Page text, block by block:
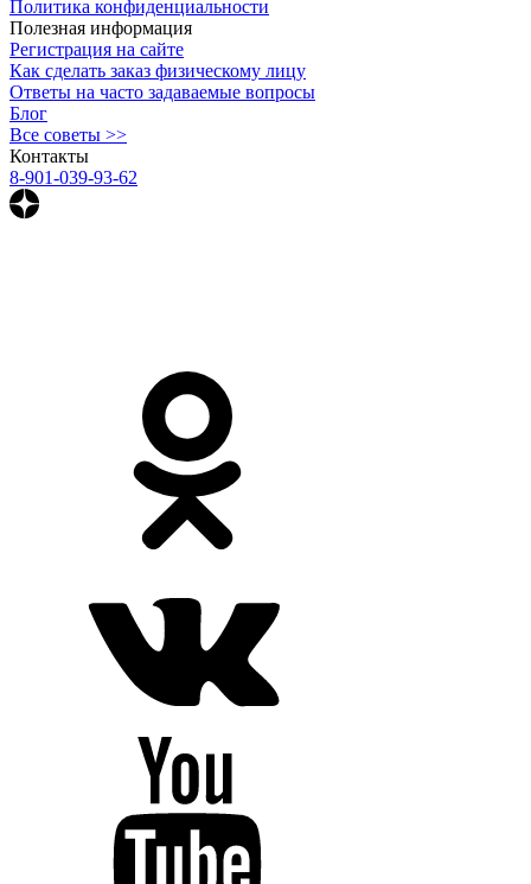
Политика конфиденциальности
Полезная информация
Регистрация на сайте
Как сделать заказ физическому лицу
Ответы на часто задаваемые вопросы
Блог
Все советы >>
Контакты
8-901-039-93-62